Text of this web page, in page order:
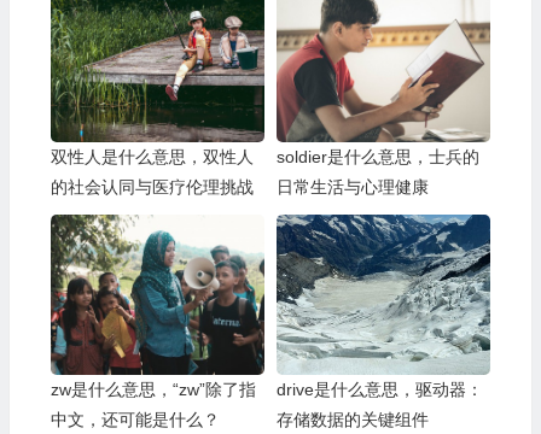
双性人是什么意思，双性人
的社会认同与医疗伦理挑战
soldier是什么意思，士兵的
日常生活与心理健康
zw是什么意思，“zw”除了指
中文，还可能是什么？
drive是什么意思，驱动器：
存储数据的关键组件